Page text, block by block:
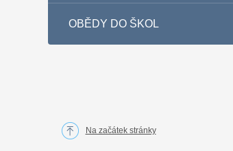
OBĚDY DO ŠKOL
Na začátek stránky